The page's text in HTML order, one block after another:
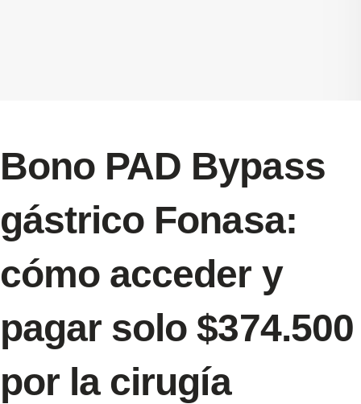
Bono PAD Bypass
gástrico Fonasa:
cómo acceder y
pagar solo $374.500
por la cirugía